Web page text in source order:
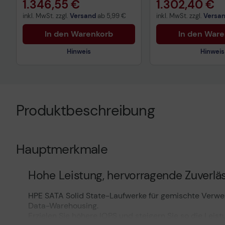
1.346,55 €
inkl. MwSt. zzgl. Versand ab 5,99 €
In den Warenkorb
Hinweis
1.302,40 €
inkl. MwSt. zzgl.
In den
Hinweis
Produktbeschreibung
Hauptmerkmale
Hohe Leistung, hervorragende
HPE SATA Solid State-Laufwerke für gemischte
Data-Warehousing.